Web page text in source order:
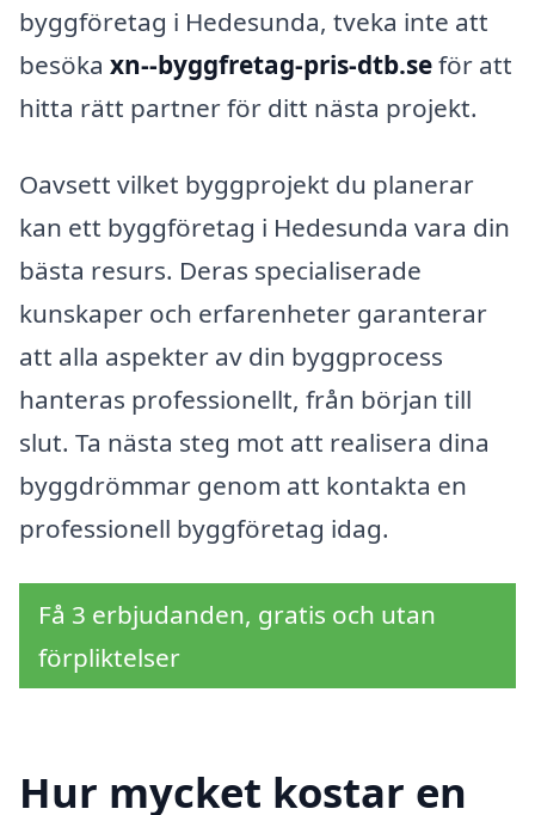
byggföretag i Hedesunda, tveka inte att
besöka xn--byggfretag-pris-dtb.seför att
hitta rätt partner för ditt nästa projekt.
Oavsett vilket byggprojekt du planerar
kan ett byggföretag i Hedesunda vara din
bästa resurs. Deras specialiserade
kunskaper och erfarenheter garanterar
att alla aspekter av din byggprocess
hanteras professionellt, från början till
slut. Ta nästa steg mot att realisera dina
byggdrömmar genom att kontakta en
professionell byggföretag idag.
Få 3 erbjudanden, gratis och utan
förpliktelser
Hur mycket kostar en